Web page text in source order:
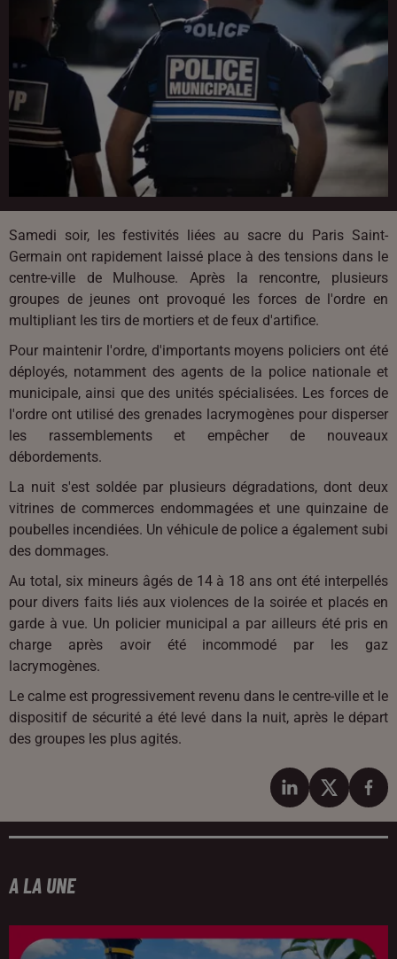
Samedi soir, les festivités liées au sacre du Paris Saint-
Germain ont rapidement laissé place à des tensions dans le
centre-ville de Mulhouse. Après la rencontre, plusieurs
groupes de jeunes ont provoqué les forces de l'ordre en
multipliant les tirs de mortiers et de feux d'artifice.
Pour maintenir l'ordre, d'importants moyens policiers ont été
déployés, notamment des agents de la police nationale et
municipale, ainsi que des unités spécialisées. Les forces de
l'ordre ont utilisé des grenades lacrymogènes pour disperser
les rassemblements et empêcher de nouveaux
débordements.
La nuit s'est soldée par plusieurs dégradations, dont deux
vitrines de commerces endommagées et une quinzaine de
poubelles incendiées. Un véhicule de police a également subi
des dommages.
Au total, six mineurs âgés de 14 à 18 ans ont été interpellés
pour divers faits liés aux violences de la soirée et placés en
garde à vue. Un policier municipal a par ailleurs été pris en
charge après avoir été incommodé par les gaz
lacrymogènes.
Le calme est progressivement revenu dans le centre-ville et le
dispositif de sécurité a été levé dans la nuit, après le départ
des groupes les plus agités.
A LA UNE